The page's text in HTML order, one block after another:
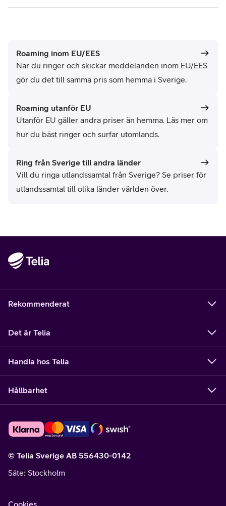
Roaming inom EU/EES
När du ringer och skickar meddelanden inom EU/EES
gör du det till samma pris som hemma i Sverige.
Roaming utanför EU
Utanför EU gäller andra priser än hemma. Läs mer om
hur du bäst ringer och surfar utomlands.
Ring från Sverige till andra länder
Vill du ringa utlandssamtal från Sverige? Se priser för
utlandssamtal till olika länder världen över.
Rekommenderat
Det är Telia
Handla hos Telia
Hållbarhet
© Telia Sverige AB 556430-0142
Säte: Stockholm
Cookies